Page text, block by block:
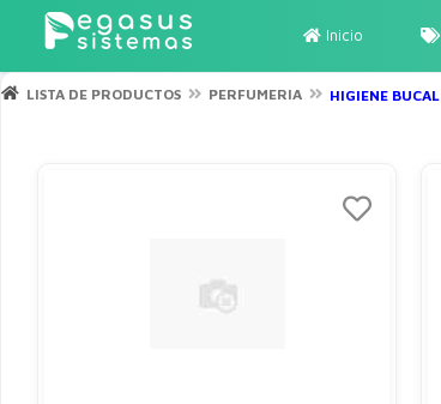
Inicio
LISTA DE PRODUCTOS PERFUMERIA HIGIENE BUCAL